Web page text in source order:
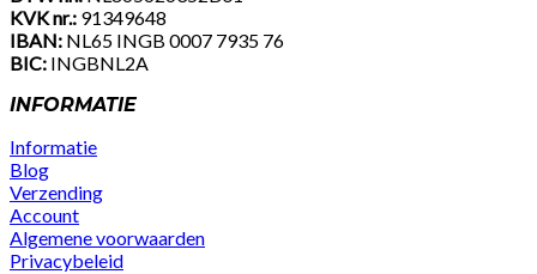
KVK nr.: 91349648
IBAN: NL65 INGB 0007 7935 76
BIC: INGBNL2A
INFORMATIE
Informatie
Blog
Verzending
Account
Algemene voorwaarden
Privacybeleid